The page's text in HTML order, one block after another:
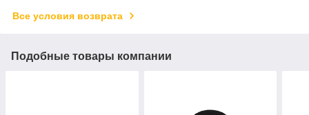
Все условия возврата
Подобные товары компании